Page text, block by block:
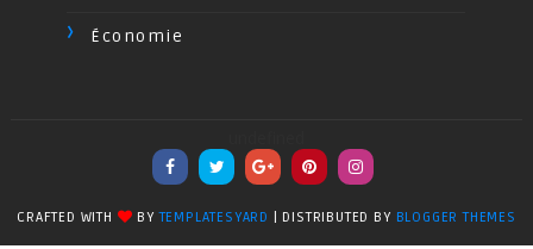
Économie
CRAFTED WITH BYTEMPLATESYARD | DISTRIBUTED BY BLOGGER THEMES